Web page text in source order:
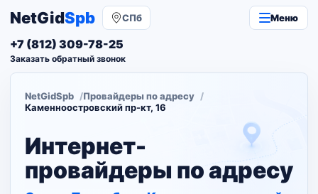
NetGidSpb СПб Меню
+7 (812) 309-78-25
Заказать обратный звонок
NetGidSpb
Провайдеры по адресу
Каменноостровский пр-кт, 16
Интернет-
провайдеры по адресу